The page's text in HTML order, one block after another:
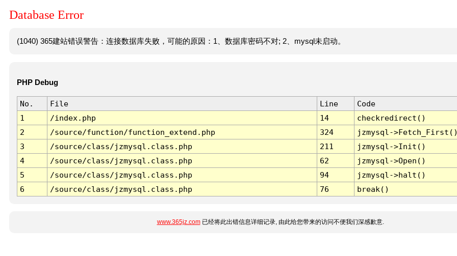
Database Error
(1040) 365建站错误警告：连接数据库失败，可能的原因：1、数据库密码不对; 2、mysql未启动。
PHP Debug
No. File Line
Code
1
/index.php 14
checkredirect()
2
/source/function/function_extend.php 324
jzmysql-
3
/source/class/jzmysql.class.php 211
jzmysql->Init()
4
/source/class/jzmysql.class.php 62
jzmysql->Open()
5
/source/class/jzmysql.class.php 94
jzmysql->halt()
6
/source/class/jzmysql.class.php 76 break()
www.365jz.com已经将此出错信息详细记录, 由此给您带来的访问不便我们深感歉意.